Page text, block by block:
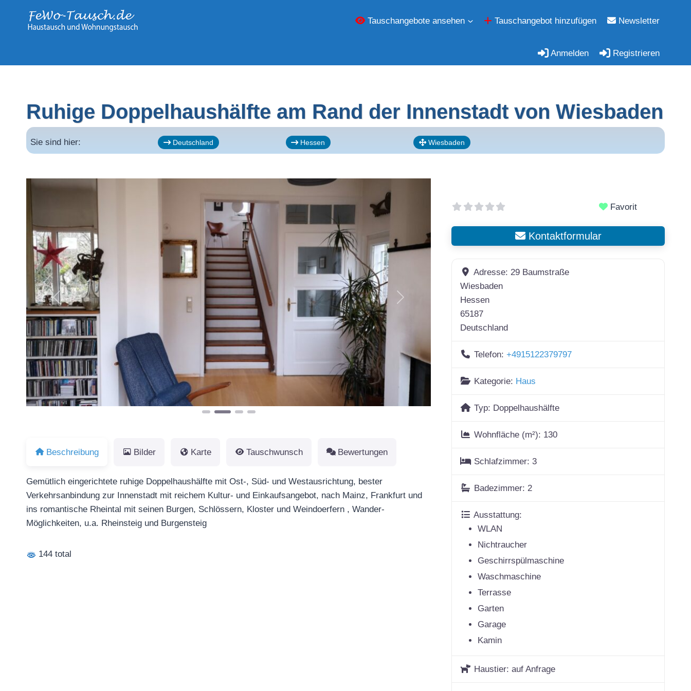
Tauschangebote ansehen Tauschangebot hinzufügen Newsletter
Anmelden Registrieren
Ruhige Doppelhaushälfte am Rand der Innenstadt von Wiesbaden
Sie sind hier: Deutschland Hessen Wiesbaden
Vorheriges Nächstes
Beschreibung Bilder Karte Tauschwunsch Bewertungen
Gemütlich eingerichtete ruhige Doppelhaushälfte mit Ost-, Süd- und Westausrichtung, bester
Verkehrsanbindung zur Innenstadt mit reichem Kultur- und Einkaufsangebot, nach Mainz, Frankfurt und
ins romantische Rheintal mit seinen Burgen, Schlössern, Kloster und Weindoerfern , Wander-
Möglichkeiten, u.a. Rheinsteig und Burgensteig
144 total
Favorit
Kontaktformular
Adresse: 29 Baumstraße
Wiesbaden
Hessen
65187
Deutschland
Telefon: +4915122379797
Kategorie: Haus
Typ: Doppelhaushälfte
Wohnfläche (m²): 130
Schlafzimmer: 3
Badezimmer: 2
Ausstattung:
WLAN
Nichtraucher
Geschirrspülmaschine
Waschmaschine
Terrasse
Garten
Garage
Kamin
Haustier: auf Anfrage